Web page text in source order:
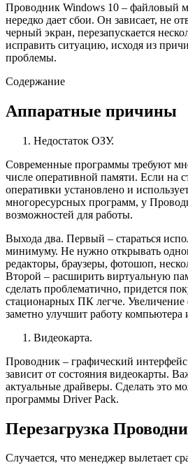
Проводник Windows 10 – файловый
нередко дает сбои. Он зависает, не
черный экран, перезапускается
исправить ситуацию, исходя из
проблемы.
Содержание
Аппаратные причины
Недостаток ОЗУ.
Современные программы требуют
числе оперативной памяти. Если на
оперативки установлено и
многоресурсных программ, у
возможностей для работы.
Выхода два. Первый – стараться
минимуму. Не нужно открывать
редакторы, браузеры, фотошоп,
Второй – расширить виртуальную
сделать проблематично, придется
стационарных ПК легче. Увеличение
заметно улучшит работу
Видеокарта.
Проводник – графический
зависит от состояния видеокарты.
актуальные драйверы. Сделать это
программы Driver Pack.
Перезагрузка
Случается, что менеджер вылетает